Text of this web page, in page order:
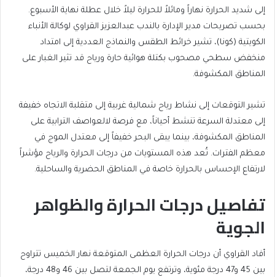
إلى شديد الحرارة نهاراً ومائلاً للحرارة ليلاً خلال عطلة نهاية الأسبوع.
بحسب تصريحات مدير الإدارة بالندب عبدالعزيز القراوي لوكالة الأنباء
الكويتية (كونا)، تشير خرائط الطقس والنماذج العددية إلى امتداد
منخفض سطحي مصحوب بكتلة هوائية حارة ورياح قد تثير الغبار على
المناطق المكشوفة.
تشير التوقعات إلى نشاط رياح شمالية غربية إلى متقلبة الاتجاه خفيفة
إلى معتدلة السرعة تنشط أحياناً، مع فرصة لالعواصف الترابية على
المناطق المكشوفة، بينما يبقى البحر خفيفاً إلى معتدل الموج في
معظم الفترات. تُعد هذه المستويات من درجات الحرارة والرياح مؤشراً
لارتفاع الإحساس بالحرارة خاصة في المناطق الحضرية والساحلية.
تفاصيل درجات الحرارة والظواهر
الجوية
أفاد القراوي أن درجات الحرارة العظمى المتوقعة نهار الخميس تتراوح
بين 45 و47 درجة مئوية، وترتفع يوم الجمعة لتصل بين 46 و48 درجة،